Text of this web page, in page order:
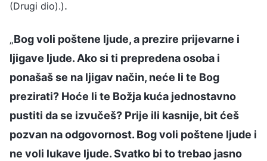
(Drugi dio).).
„Bog voli poštene ljude, a prezire prijevarne i
ljigave ljude. Ako si ti prepredena osoba i
ponašaš se na ljigav način, neće li te Bog
prezirati? Hoće li te Božja kuća jednostavno
pustiti da se izvučeš? Prije ili kasnije, bit ćeš
pozvan na odgovornost. Bog voli poštene ljude i
ne voli lukave ljude. Svatko bi to trebao jasno